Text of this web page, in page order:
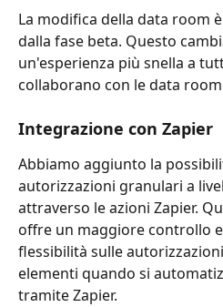
La modifica della data room
dalla fase beta. Questo
un'esperienza più snella a
collaborano con le data
Integrazione con Zapier
Abbiamo aggiunto la
autorizzazioni granulari a
attraverso le azioni Zapier.
offre un maggiore controllo
flessibilità sulle
elementi quando si
tramite Zapier.